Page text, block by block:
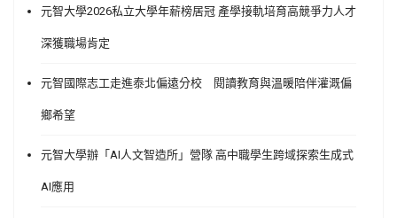
元智大學2026私立大學年薪榜居冠 產學接軌培育高競爭力人才
深獲職場肯定
元智國際志工走進泰北偏遠分校 閱讀教育與溫暖陪伴灌溉偏
鄉希望
元智大學辦「AI人文智造所」營隊 高中職學生跨域探索生成式
AI應用